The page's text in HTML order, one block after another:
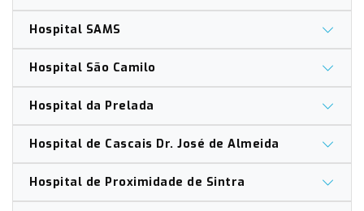
Hospital SAMS
Hospital São Camilo
Hospital da Prelada
Hospital de Cascais Dr. José de Almeida
Hospital de Proximidade de Sintra